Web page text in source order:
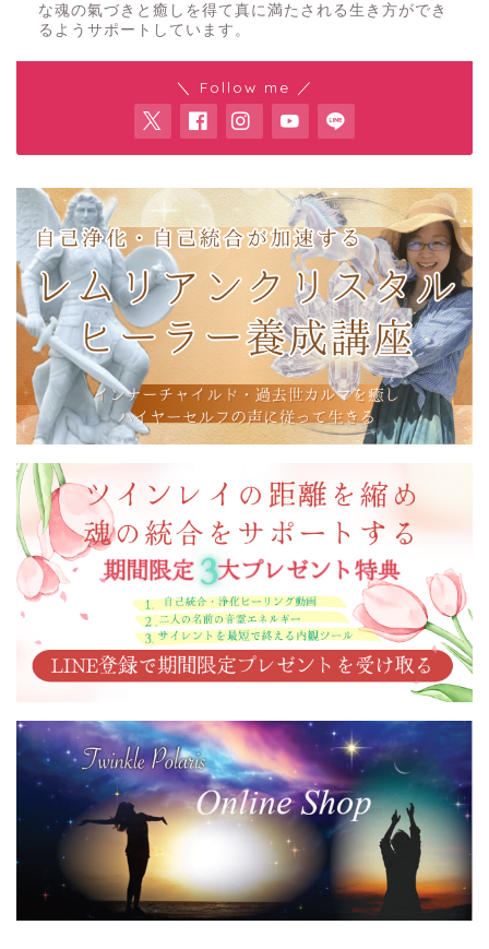
な魂の氣づきと癒しを得て真に満たされる生き方ができ
るようサポートしています。
＼ Follow me ／